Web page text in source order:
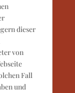
dieser
von
Fall
und